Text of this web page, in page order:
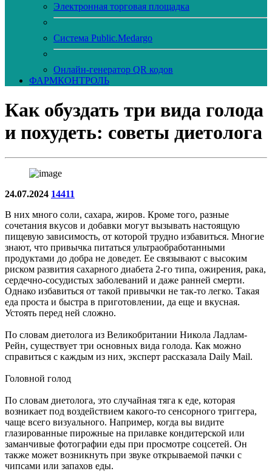
Электронная торговая площадка
Система Public.Medargo
Онлайн-генератор QR кодов
ФАРМКОНТРОЛЬ
Как обуздать три вида голода
и похудеть: советы диетолога
24.07.2024 14411
В них много соли, сахара, жиров. Кроме того, разные
сочетания вкусов и добавки могут вызывать настоящую
пищевую зависимость, от которой трудно избавиться. Многие
знают, что привычка питаться ультраобработанными
продуктами до добра не доведет. Ее связывают с высоким
риском развития сахарного диабета 2-го типа, ожирения, рака,
сердечно-сосудистых заболеваний и даже ранней смерти.
Однако избавиться от такой привычки не так-то легко. Такая
еда проста и быстра в приготовлении, да еще и вкусная.
Устоять перед ней сложно.
По словам диетолога из Великобритании Никола Ладлам-
Рейн, существует три основных вида голода. Как можно
справиться с каждым из них, эксперт рассказала Daily Mail.
Головной голод
По словам диетолога, это случайная тяга к еде, которая
возникает под воздействием какого-то сенсорного триггера,
чаще всего визуального. Например, когда вы видите
глазированные пирожные на прилавке кондитерской или
заманчивые фотографии еды при просмотре соцсетей. Он
также может возникнуть при звуке открываемой пачки с
чипсами или запахов еды.